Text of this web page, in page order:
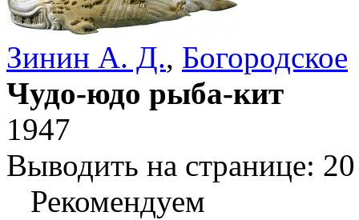
Зинин А. Д., Богородское
Чудо-юдо рыба-кит
1947
Выводить на странице: 20
Рекомендуем